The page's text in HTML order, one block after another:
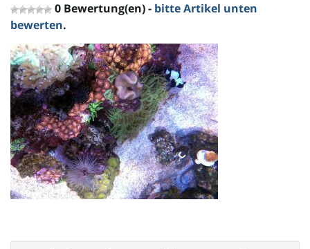
e
0 Bewertung(en) - bitte Artikel unten
bewerten.